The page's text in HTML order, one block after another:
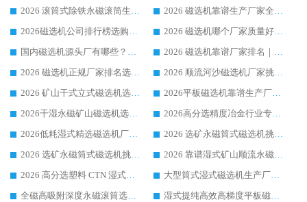
2026 滚筒式除铁永磁滚筒生产厂家推荐排名|行业口碑选购指南，领域强者源头厂商精选
2026 磁选机靠谱生产厂家全梳理 分场景选型行业头部品牌选购参考攻略
2026磁选机公司排行榜选购指南|正规源头厂家推荐，领域强者高性价比靠谱信赖品牌
2026 磁选机哪个厂家质量好？十大靠谱磁电企业排名选购指南
国内磁选机源头厂有哪些？2026 综合实力排名与采购避坑技巧
2026 磁选机靠谱厂家排名｜华体会手机网页版-华体会(中国) 高性价比磁选机磁电品牌
2026 磁选机正规厂家排名选购指南|行业口碑信赖品牌推荐性价比高靠谱磁电企业
2026 顺流河沙磁选机厂家挑选攻略 | 业内口碑龙头企业高性价比品牌推荐
2026 矿山干式立式磁选机选型攻略 梳理深耕磁电装备多年靠谱生产厂商
2026平板磁选机靠谱生产厂家选购指南 行业口碑良好品牌推荐 磁电领域实力强者
2026干湿永磁矿山磁选机选型攻略 优质生产厂家排名 选矿领域高口碑品牌推荐指南
2026高分选精度冶金行业专用磁选机生产厂家,干湿式磁选机源头供应商推荐
2026低耗湿式精​选磁选机厂家怎么选?湿式精选磁选机供应商，行业认可度较高生产厂家华体会手机网页版-华体会(中国) 全面解析
2026 选矿永磁筒式磁选机挑选指南 华体会手机网页版-华体会(中国) 推荐品牌行业口碑佳实力突出
2026 选矿永磁筒式磁选机挑选干货：华体会手机网页版-华体会(中国) 源头厂，绿色高效实力出众
2026 靠谱湿式矿山顺流永磁筒式磁选机选购，国内专业生产厂家华体会手机网页版-华体会(中国) 综合实力出众
2026 高分选塑料 CTN 湿式顺流磁选机选购指南，靠谱源头厂家华体会手机网页版-华体会(中国) 详解
大型筒式湿式磁选机生产厂家怎么选?华体会手机网页版-华体会(中国) 设备口碑广受行业认可
全磁高吸附深度永磁滚筒选购指南 业内口碑稳定磁电设备生产厂家详细推荐
湿式提纯高效高梯度平板磁选机靠谱设备源头厂商华体会手机网页版-华体会(中国) 综合测评